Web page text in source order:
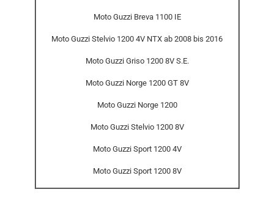
Moto Guzzi Breva 1100 IE
Moto Guzzi Stelvio 1200 4V NTX ab 2008 bis 2016
Moto Guzzi Griso 1200 8V S.E.
Moto Guzzi Norge 1200 GT 8V
Moto Guzzi Norge 1200
Moto Guzzi Stelvio 1200 8V
Moto Guzzi Sport 1200 4V
Moto Guzzi Sport 1200 8V